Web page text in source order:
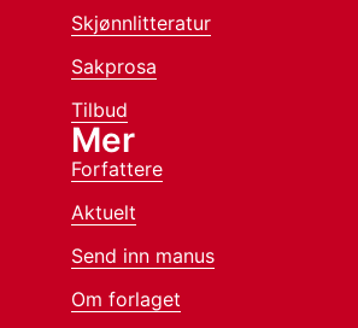
Skjønnlitteratur
Sakprosa
Tilbud
Mer
Forfattere
Aktuelt
Send inn manus
Om forlaget